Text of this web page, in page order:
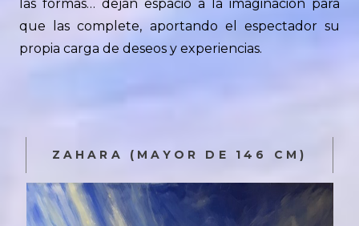
las formas… dejan espacio a la imaginación para
que las complete, aportando el espectador su
propia carga de deseos y experiencias.
ZAHARA (MAYOR DE 146 CM)